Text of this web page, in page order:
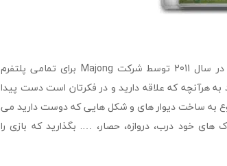
minecraft یک بازی کم حجم جدید در سبک فکری است که در سال 2011 توسط شرکت Majong برای تمامی پلتفرم
هرآنچه که علاقه دارید و در فکرتان است دست پیدا
به ساخت دیوار های و شکل هایی که دوست دارید می
های خود درب، دروازه، حصار، …. بگذارید که بازی را